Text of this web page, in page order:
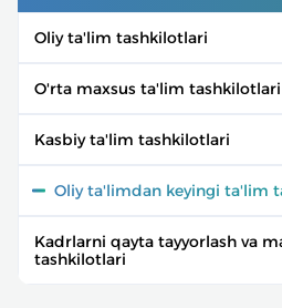
Oliy ta'lim tashkilotlari
O'rta maxsus ta'lim tashkilotlari
Kasbiy ta'lim tashkilotlari
Oliy ta'limdan keyingi ta'lim
Kadrlarni qayta tayyorlash va
tashkilotlari